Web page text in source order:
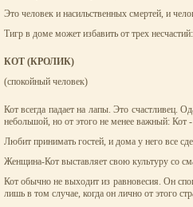
Это человек и насильственных смертей, и
Тигр в доме может избавить от трех
КОТ (КРОЛИК)
(спокойный человек)
Кот всегда падает на лапы. Это счастливец.
небольшой, но от этого не менее важный: Кот
Любит принимать гостей, и дома у него все
Женщина-Кот выставляет свою культуру со
Кот обычно не выходит из равновесия. Он
лишь в том случае, когда он лично от этого